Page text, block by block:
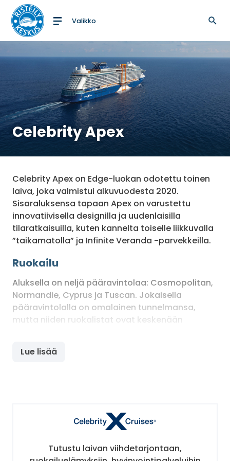
Etusivulle
Valikko
Celebrity Apex
Celebrity Apex on Edge-luokan odotettu toinen
laiva, joka valmistui alkuvuodesta 2020.
Sisaraluksensa tapaan Apex on varustettu
innovatiivisella designilla ja uudenlaisilla
tilaratkaisuilla, kuten kannelta toiselle liikkuvalla
”taikamatolla” ja Infinite Veranda -parvekkeilla.
Ruokailu
Aluksella on neljä pääravintolaa: Cosmopolitan,
Normandie, Cyprus ja Tuscan. Jokaisella
pääravintolalla on omalainen tunnelmansa,
mutta niiden ruokalistat ovat keskenään
illalliskattausajan, määräytyy sinulle yksi näistä
ravintola. Sviittiasiakkaat voivat ruokailla
Luminae-ravintolassa. Lisäksi Mast Grill -
pikaruokagrillillä ruokailu sisältyy risteilyn
hintaan. Tämän kaiken lisäksi Celebrity Apexillä
Lue lisää
Tutustu laivan viihdetarjontaan,